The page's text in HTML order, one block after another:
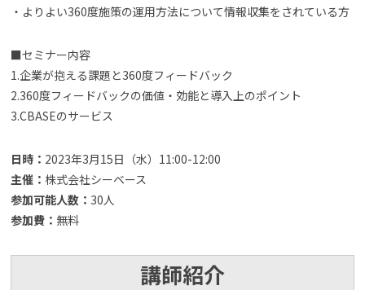
・よりよい360度施策の運用方法について情報収集をされている方
■セミナー内容
1.企業が抱える課題と360度フィードバック
2.360度フィードバックの価値・効能と導入上のポイント
3.CBASEのサービス
日時： 2023年3月15日（水）11:00-12:00
主催： 株式会社シーベース
参加可能人数： 30人
参加費： 無料
講師紹介